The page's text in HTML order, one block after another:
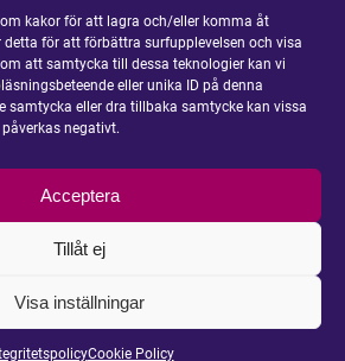
kakor för att lagra och/eller komma åt
för att förbättra surfupplevelsen och visa
att samtycka till dessa teknologier kan vi
eller unika ID på denna
samtycka eller dra tillbaka samtycke kan vissa
negativt.
Acceptera
Tillåt ej
Visa inställningar
Cookie Policy